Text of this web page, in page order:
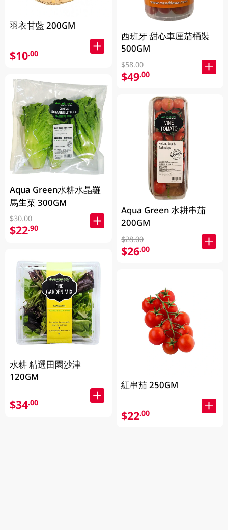
羽衣甘藍 200GM
$10.00
Aqua Green水耕水晶羅
馬生菜 300GM
$30.00
$22.90
水耕 精選田園沙津
120GM
$34.00
西班牙 甜心車厘茄桶裝
500GM
$58.00
$49.00
Aqua Green 水耕串茄
200GM
$28.00
$26.00
紅串茄 250GM
$22.00